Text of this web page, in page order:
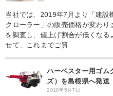
当社では、2019年7月より「建設
クローラー」の販売価格が変わ
を調査し、値上げ割合が低くな
せて、これまでご質
ハーベスター用ゴム
ズ）を島根県へ発送
2018年5月7日